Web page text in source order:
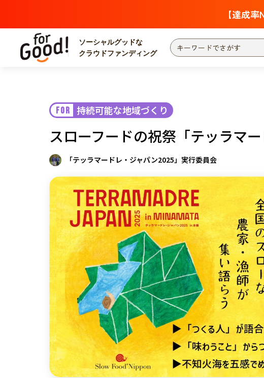
【達成
ソーシャルグッドな
クラウドファンディング
カテゴリーからさがす 国際協力
災害
社会貢献
地域からさがす 北海道・東北
関東 茨城
中部
近畿 三重
中国 鳥取
四国 徳島
九州・沖縄 福岡
FOR 持続可能な地域づくり
スローフードの祝祭「テッラマ
「テッラマードレ・ジャパン2025」実行委員会